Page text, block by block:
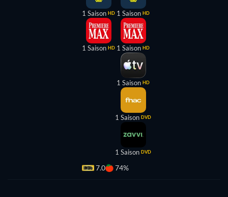
1 Saison HD
1 Saison HD
1 Saison HD
1 Saison HD
1 Saison HD
1 Saison DVD
1 Saison DVD
7.0 74%